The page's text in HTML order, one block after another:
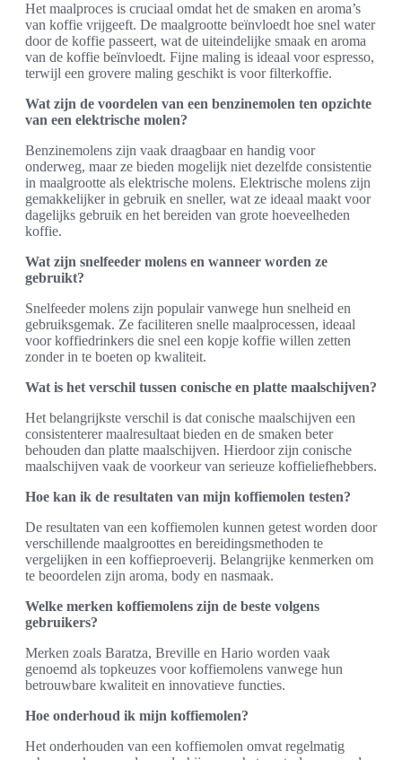
Het maalproces is cruciaal omdat het de smaken en aroma’s
van koffie vrijgeeft. De maalgrootte beïnvloedt hoe snel water
door de koffie passeert, wat de uiteindelijke smaak en aroma
van de koffie beïnvloedt. Fijne maling is ideaal voor espresso,
terwijl een grovere maling geschikt is voor filterkoffie.
Wat zijn de voordelen van een benzinemolen ten opzichte
van een elektrische molen?
Benzinemolens zijn vaak draagbaar en handig voor
onderweg, maar ze bieden mogelijk niet dezelfde consistentie
in maalgrootte als elektrische molens. Elektrische molens zijn
gemakkelijker in gebruik en sneller, wat ze ideaal maakt voor
dagelijks gebruik en het bereiden van grote hoeveelheden
koffie.
Wat zijn snelfeeder molens en wanneer worden ze
gebruikt?
Snelfeeder molens zijn populair vanwege hun snelheid en
gebruiksgemak. Ze faciliteren snelle maalprocessen, ideaal
voor koffiedrinkers die snel een kopje koffie willen zetten
zonder in te boeten op kwaliteit.
Wat is het verschil tussen conische en platte maalschijven?
Het belangrijkste verschil is dat conische maalschijven een
consistenterer maalresultaat bieden en de smaken beter
behouden dan platte maalschijven. Hierdoor zijn conische
maalschijven vaak de voorkeur van serieuze koffieliefhebbers.
Hoe kan ik de resultaten van mijn koffiemolen testen?
De resultaten van een koffiemolen kunnen getest worden door
verschillende maalgroottes en bereidingsmethoden te
vergelijken in een koffieproeverij. Belangrijke kenmerken om
te beoordelen zijn aroma, body en nasmaak.
Welke merken koffiemolens zijn de beste volgens
gebruikers?
Merken zoals Baratza, Breville en Hario worden vaak
genoemd als topkeuzes voor koffiemolens vanwege hun
betrouwbare kwaliteit en innovatieve functies.
Hoe onderhoud ik mijn koffiemolen?
Het onderhouden van een koffiemolen omvat regelmatig